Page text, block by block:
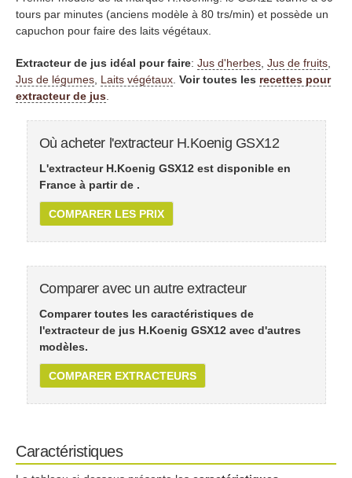
tours par minutes (anciens modèle à 80 trs/min) et possède un
capuchon pour faire des laits végétaux.
Extracteur de jus idéal pour faire: Jus d'herbes Jus de fruits
Jus de légumes Laits végétaux Voir toutes les recettes pour
extracteur de jus
Où acheter l'extracteur H.Koenig GSX12
L'extracteur H.Koenig GSX12 est disponible en
France à partir de .
COMPARER LES PRIX
Comparer avec un autre extracteur
Comparer toutes les caractéristiques de
l'extracteur de jus H.Koenig GSX12 avec d'autres
modèles.
COMPARER EXTRACTEURS
Caractéristiques